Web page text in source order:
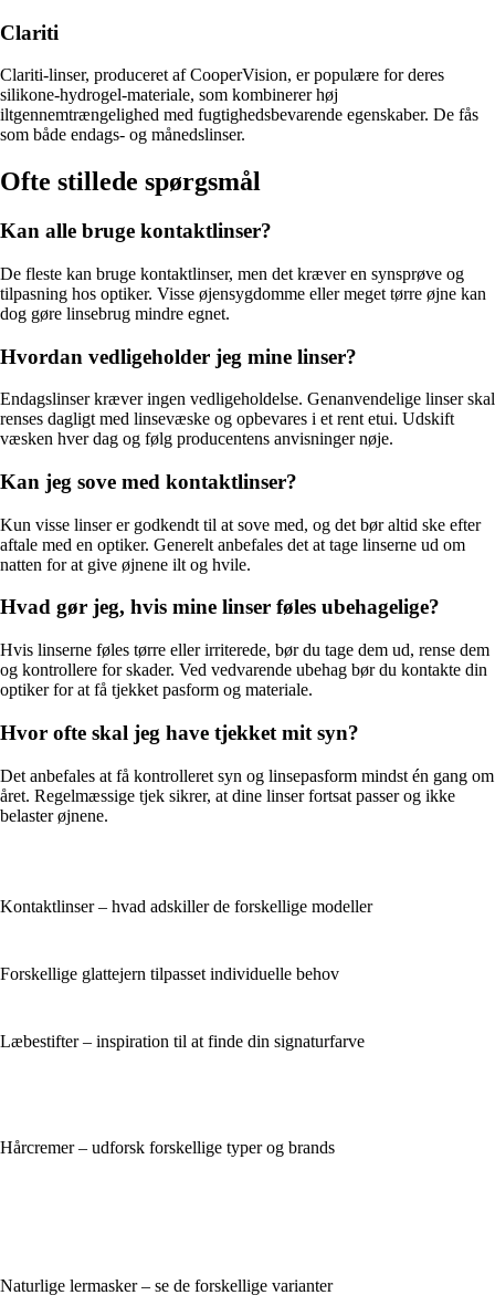
Clariti
Clariti-linser, produceret af CooperVision, er populære for deres
silikone-hydrogel-materiale, som kombinerer høj
iltgennemtrængelighed med fugtighedsbevarende egenskaber. De fås
som både endags- og månedslinser.
Ofte stillede spørgsmål
Kan alle bruge kontaktlinser?
De fleste kan bruge kontaktlinser, men det kræver en synsprøve og
tilpasning hos optiker. Visse øjensygdomme eller meget tørre øjne kan
dog gøre linsebrug mindre egnet.
Hvordan vedligeholder jeg mine linser?
Endagslinser kræver ingen vedligeholdelse. Genanvendelige linser skal
renses dagligt med linsevæske og opbevares i et rent etui. Udskift
væsken hver dag og følg producentens anvisninger nøje.
Kan jeg sove med kontaktlinser?
Kun visse linser er godkendt til at sove med, og det bør altid ske efter
aftale med en optiker. Generelt anbefales det at tage linserne ud om
natten for at give øjnene ilt og hvile.
Hvad gør jeg, hvis mine linser føles ubehagelige?
Hvis linserne føles tørre eller irriterede, bør du tage dem ud, rense dem
og kontrollere for skader. Ved vedvarende ubehag bør du kontakte din
optiker for at få tjekket pasform og materiale.
Hvor ofte skal jeg have tjekket mit syn?
Det anbefales at få kontrolleret syn og linsepasform mindst én gang om
året. Regelmæssige tjek sikrer, at dine linser fortsat passer og ikke
belaster øjnene.
Kontaktlinser – hvad adskiller de forskellige modeller
Forskellige glattejern tilpasset individuelle behov
Læbestifter – inspiration til at finde din signaturfarve
Hårcremer – udforsk forskellige typer og brands
Naturlige lermasker – se de forskellige varianter